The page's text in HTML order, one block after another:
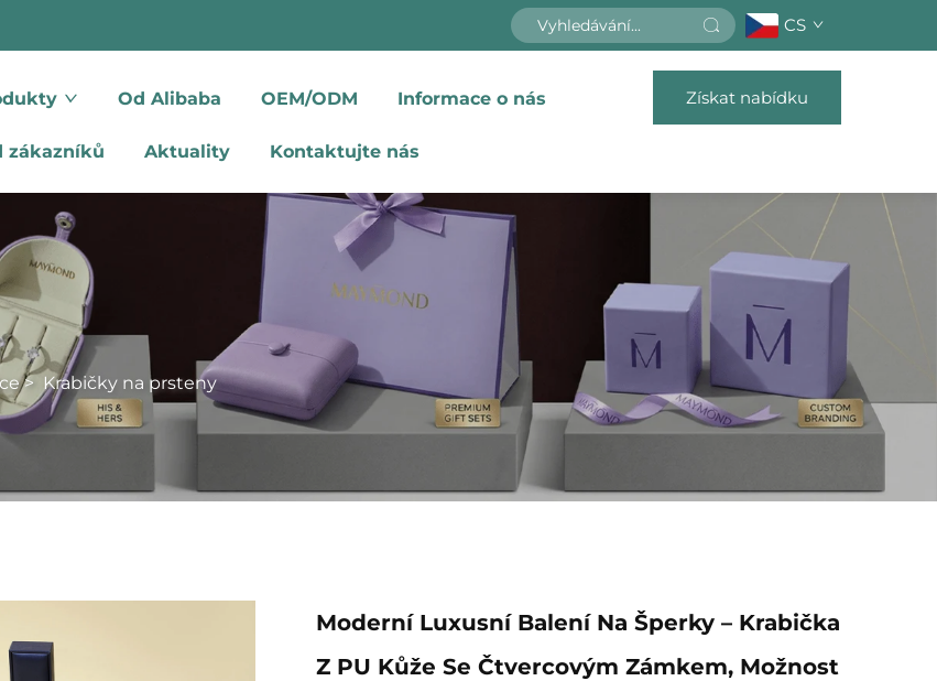
CS
Od Alibaba OEM/ODM Informace o nás
zákazníků Aktuality Kontaktujte nás
Získat nabídku
> Krabičky na prsteny
Moderní Luxusní Balení Na Šperky – Krabička
Z PU Kůže Se Čtvercovým Zámkem, Možnost